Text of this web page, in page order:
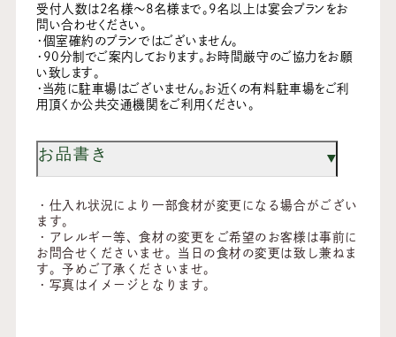
受付人数は2名様～8名様まで。9名以上は宴会プランをお
問い合わせください。
・個室確約のプランではございません。
・90分制でご案内しております。お時間厳守のご協力をお願
い致します。
・当苑に駐車場はございません。お近くの有料駐車場をご利
用頂くか公共交通機関をご利用ください。
お品書き
・仕入れ状況により一部食材が変更になる場合がござい
ます。
・アレルギー等、食材の変更をご希望のお客様は事前に
お問合せくださいませ。当日の食材の変更は致し兼ねま
す。予めご了承くださいませ。
・写真はイメージとなります。